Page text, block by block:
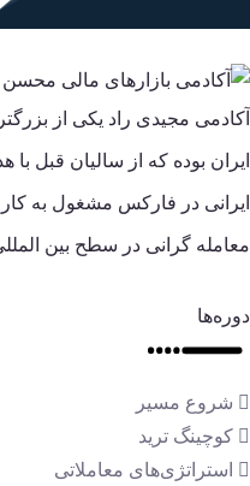
آکادمی مجیدی راد یکی از
ایران بوده که از سالیان قبل
ایرانی در فارکس مشغول به
معامله گرانی در سطح بین
دوره‌ها
شروع مسیر
کوچینگ ترید
استراتژی‌های معاملاتی